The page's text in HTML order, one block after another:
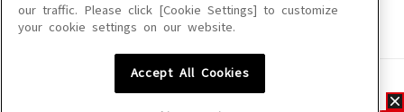
楽曲及びコンテンツは、機種によりご利用いただけない場合があります。
楽曲及びコンテンツの配信日、配信内容が変更になる場合があります。
our traffic. Please click [Cookie Settings] to customize
your cookie settings on our website.
Accept All Cookies